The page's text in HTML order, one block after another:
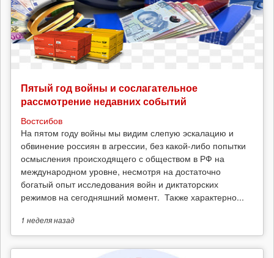
Пятый год войны и сослагательное
рассмотрение недавних событий
Востсибов
На пятом году войны мы видим слепую эскалацию и
обвинение россиян в агрессии, без какой-либо попытки
осмысления происходящего с обществом в РФ на
международном уровне, несмотря на достаточно
богатый опыт исследования войн и диктаторских
режимов на сегодняшний момент. Также характерно...
1 неделяназад